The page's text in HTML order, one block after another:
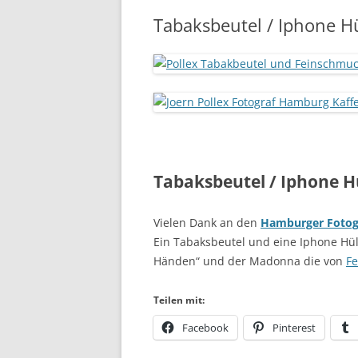
Tabaksbeutel / Iphone
Tabaksbeutel / Iphone
Vielen Dank an den Hamburger
Ein Tabaksbeutel und eine Iphone
Händen“ und der Madonna die von
Teilen mit:
Facebook Pinterest